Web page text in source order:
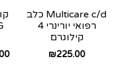
Multicare c/d כלב
רפואי יורינרי 4
קילוגרם
₪225.00